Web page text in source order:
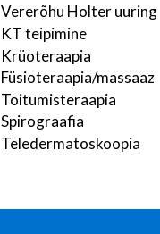
Vererõhu Holter uuring
KT teipimine
Krüoteraapia
Füsioteraapia/massaaz
Toitumisteraapia
Spirograafia
Teledermatoskoopia